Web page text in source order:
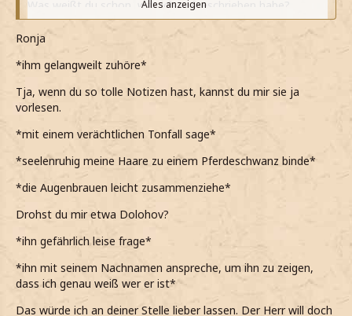
Was weißt du schon, was ich aufgeschrieben habe?
*bissig frage*
Ich würde dir raten, nicht gleich zu urteilen, wenn du keine
Ahnung hast, was dein Gegenüber sich aufgeschrieben
hat.
*hinter zusammengebissenen Zähnen hervorbringe*
*meine Laune heut irgendwie sehr schlecht ist*
*hoffe, dass sie besser wird, wenn vielleicht Jo später
sehe*
Aber wenn du mir nicht sagen willst, was du dir notiert
verpetzen*
*gespannt ihre Reaktion abwarte*
Alles anzeigen
Ronja
*ihm gelangweilt zuhöre*
Tja, wenn du so tolle Notizen hast, kannst du mir sie ja
vorlesen.
*mit einem verächtlichen Tonfall sage*
*seelenruhig meine Haare zu einem Pferdeschwanz binde*
*die Augenbrauen leicht zusammenziehe*
Drohst du mir etwa Dolohov?
*ihn gefährlich leise frage*
*ihn mit seinem Nachnamen anspreche, um ihn zu zeigen,
dass ich genau weiß wer er ist*
Das würde ich an deiner Stelle lieber lassen. Der Herr will doch